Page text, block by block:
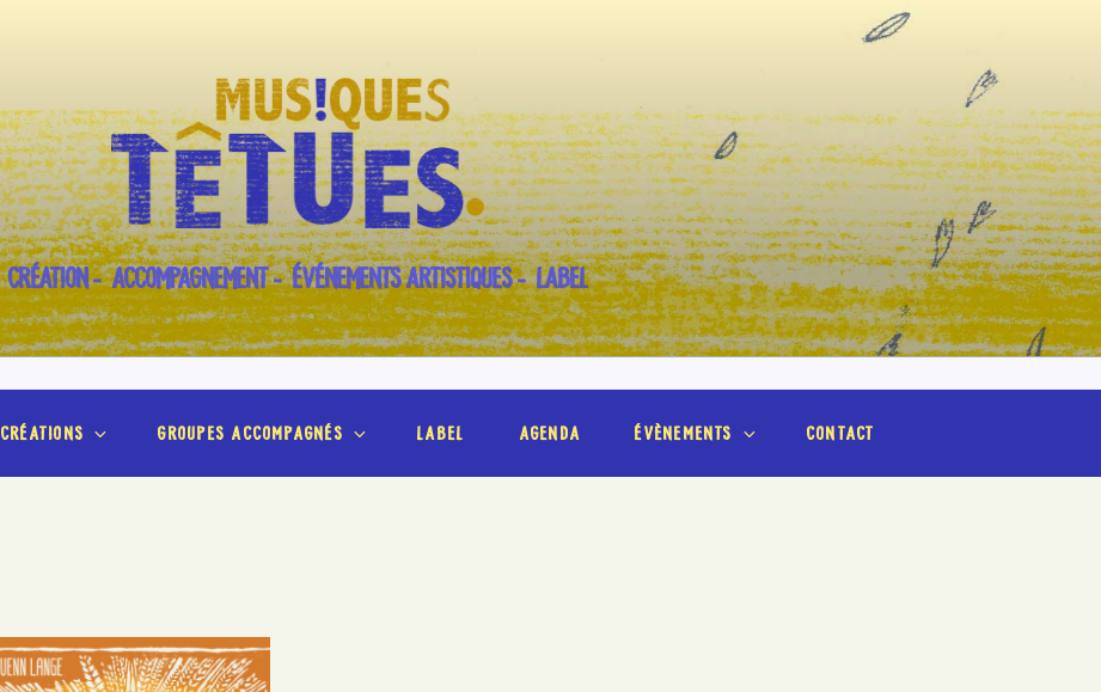
CRÉATION – ACCOMPAGNEMENT – ÉVÉNEMENTS ARTISTIQUES – LABEL
créations groupes accompagnés label agenda évènements contact